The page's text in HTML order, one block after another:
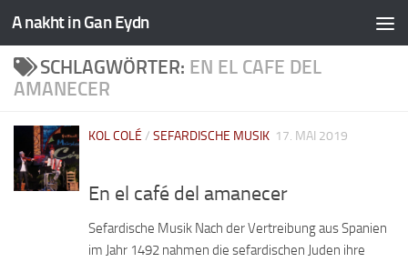
A nakht in Gan Eydn
SCHLAGWÖRTER: EN EL CAFE DEL
AMANECER
KOL COLÉ / SEFARDISCHE MUSIK 17. MAI 2019
En el café del amanecer
Sefardische Musik Nach der Vertreibung aus Spanien
im Jahr 1492 nahmen die sefardischen Juden ihre